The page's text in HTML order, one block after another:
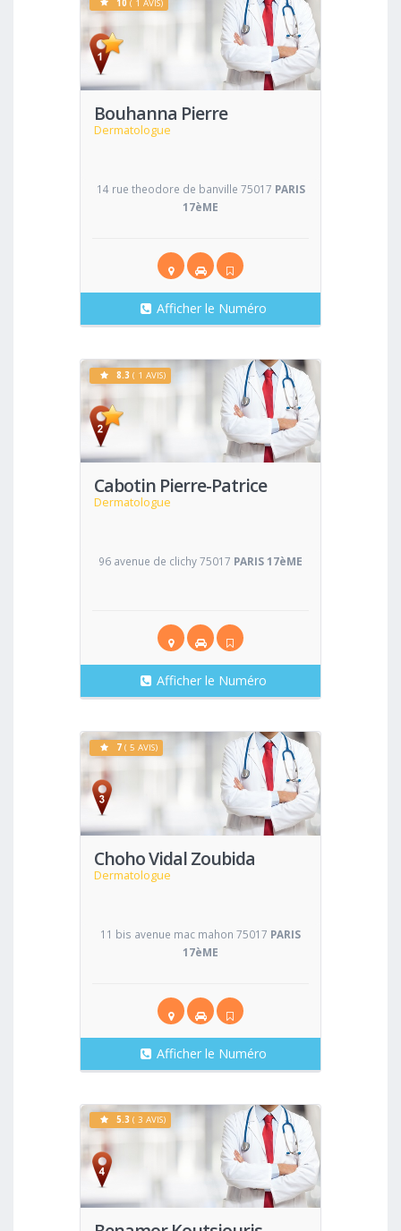
Bouhanna Pierre
Dermatologue
Voir
10 ( 1 AVIS)
14 rue theodore de banville 75017 PARIS
17èME
Afficher le Numéro
Cabotin Pierre-Patrice
Dermatologue
Voir
8.3 ( 1 AVIS)
96 avenue de clichy 75017 PARIS 17èME
Afficher le Numéro
Choho Vidal Zoubida
Dermatologue
Voir
7 ( 5 AVIS)
11 bis avenue mac mahon 75017 PARIS
17èME
Afficher le Numéro
Voir
5.3 ( 3 AVIS)